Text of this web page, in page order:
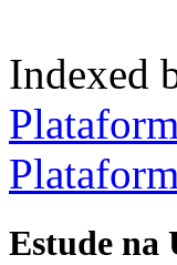
Indexed
Estude na